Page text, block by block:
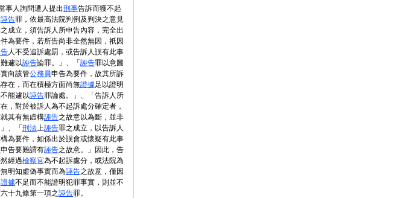
事人詢問遭人提出刑事告訴而獲不起
誣告罪，依最高法院判例及判決之意見
成立，須告訴人所申告內容，完全出
為要件，若所告尚非全然無因，祇因
人不受追訴處罰，或告訴人誤有此事
遽以誣告論罪。」、「 誣告罪以意圖
向該管公務員申告為要件，故其所訴
在，而在積極方面尚無證據足以證明
能遽以誣告罪論處。」、「告訴人所
，對於被訴人為不起訴處分確定者，
其有無虛構誣告之故意以為斷，並非
、「 刑法上誣告罪之成立，以告訴人
為要件，如係出於誤會或懷疑有此事
申告要難謂有誣告之故意。」因此，告
經過檢察官為不起訴處分，或法院為
明知虛偽事實而為誣告之故意，僅因
證據不足而不能證明犯罪事實，則並不
十九條第一項之誣告罪。